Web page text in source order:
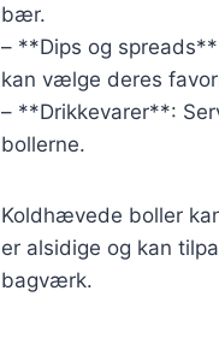
bær.
– **Dips og
kan vælge deres
– **Drikkevarer**:
bollerne.
Koldhævede boller
er alsidige og kan
bagværk.